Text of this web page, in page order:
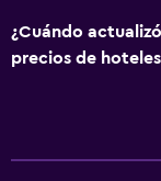
¿Cuándo
precios de